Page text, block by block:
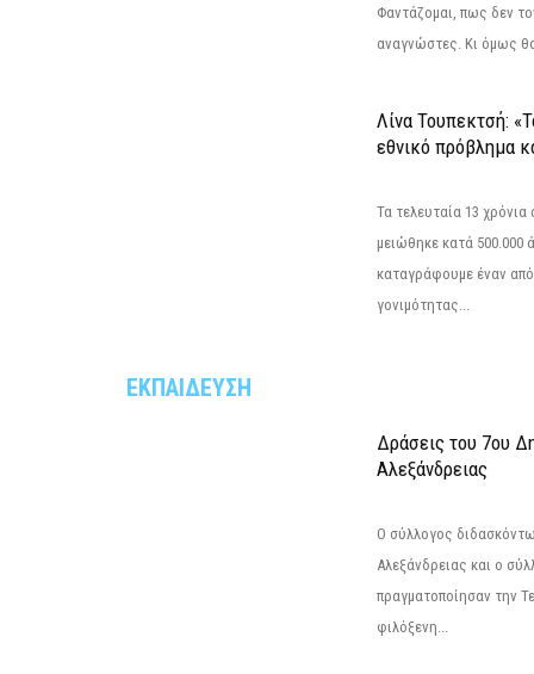
Φαντάζομαι, πως δεν
αναγνώστες. Κι όμως
Λίνα Τουπεκτσή:
εθνικό πρόβλημα
Τα τελευταία 13
μειώθηκε κατά
καταγράφουμε έναν
γονιμότητας...
ΕΚΠΑΙΔΕΥΣΗ
Δράσεις του 7ου
Αλεξάνδρειας
Ο σύλλογος
Αλεξάνδρειας και ο
πραγματοποίησαν την
φιλόξενη...